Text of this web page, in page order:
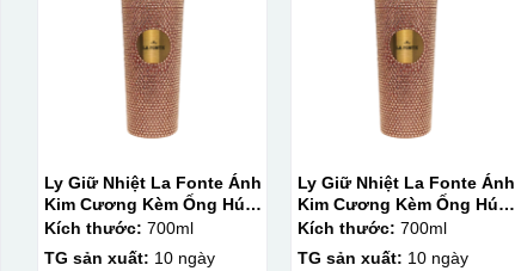
Ly Giữ Nhiệt La Fonte Ánh
Kim Cương Kèm Ống Hút-
700 ml-014687-GOL
Kích thước: 700ml
TG sản xuất: 10 ngày
Ly Giữ Nhiệt La Fonte Ánh
Kim Cương Kèm Ống Hút-
700 ml-014687-GOL
Kích thước: 700ml
TG sản xuất: 10 ngày